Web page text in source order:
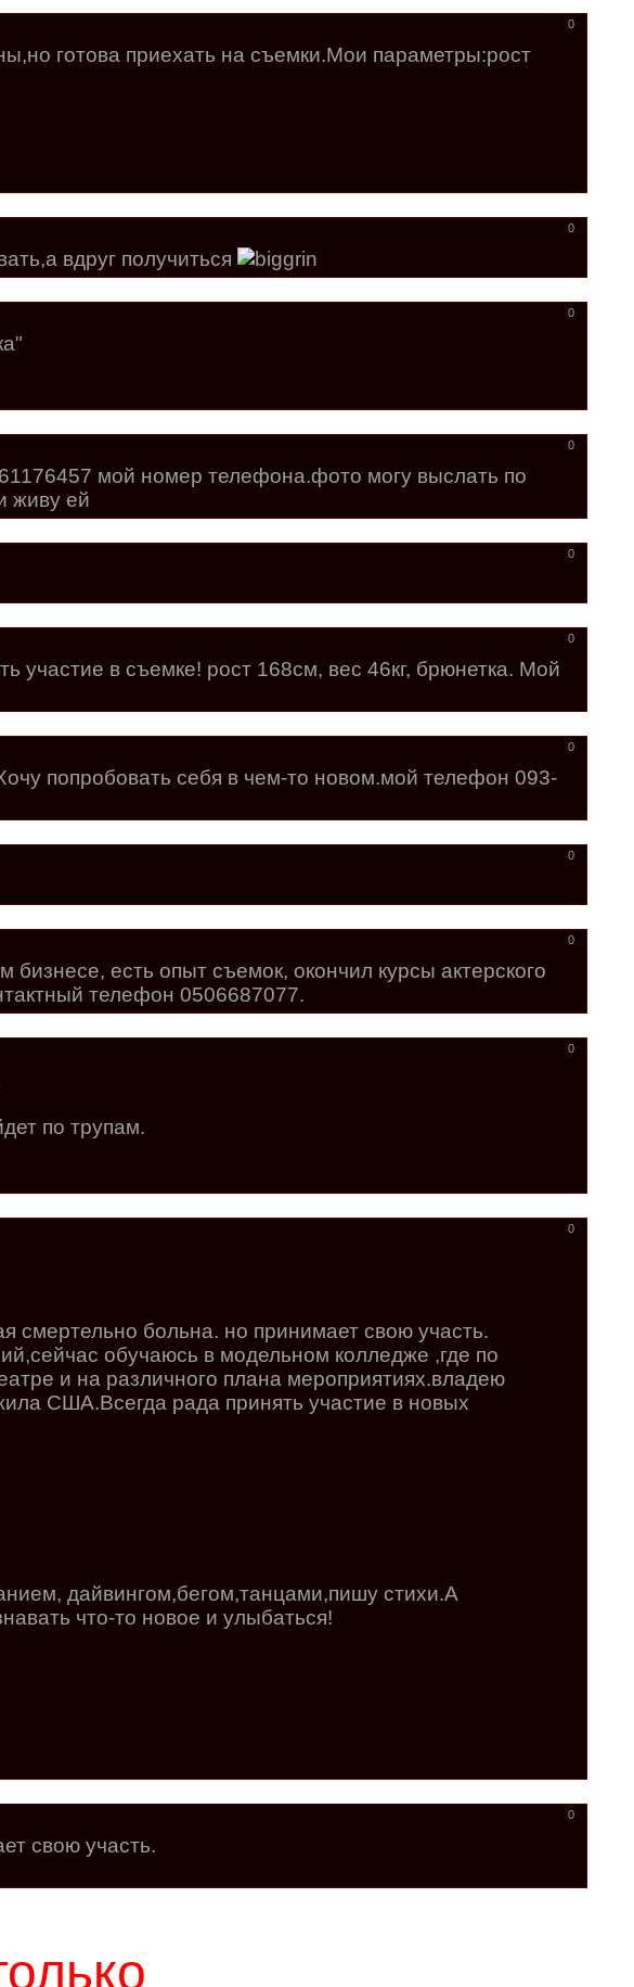
0
готова приехать на съемки.Мои параметры:рост
0
вдруг получиться
0
0
мой номер телефона.фото могу выслать по
живу ей
0
0
участие в съемке! рост 168см, вес 46кг, брюнетка. Мой
0
попробовать себя в чем-то новом.мой телефон 093-
0
0
есть опыт съемок, окончил курсы актерского
телефон 0506687077.
0
по трупам.
0
смертельно больна. но принимает свою участь.
обучаюсь в модельном колледже ,где по
и на различного плана мероприятиях.владею
США.Всегда рада принять участие в новых
дайвингом,бегом,танцами,пишу стихи.А
что-то новое и улыбаться!
0
свою участь.